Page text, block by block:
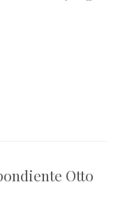
Otto